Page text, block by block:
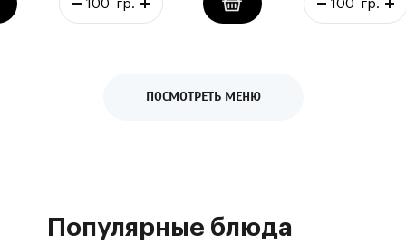
ПОСМОТРЕТЬ МЕНЮ
Популярные блюда